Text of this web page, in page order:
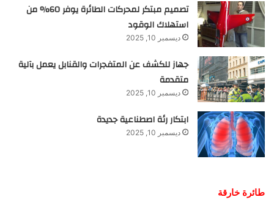
تصميم مبتكر لمحركات الطائرة يوفر 60% من
استهلاك الوقود
ديسمبر 10, 2025
جهاز للكشف عن المتفجرات والقنابل يعمل بآلية
متقدمة
ديسمبر 10, 2025
ابتكار رئة اصطناعية جديدة
ديسمبر 10, 2025
طائرة خارقة